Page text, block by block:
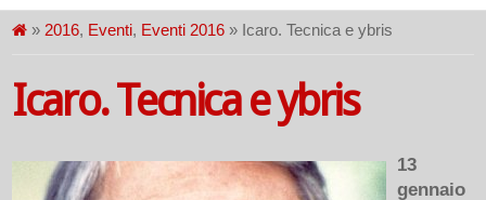
» 2016, Eventi, Eventi 2016 » Icaro. Tecnica e ybris
Icaro. Tecnica e ybris
13
gennaio